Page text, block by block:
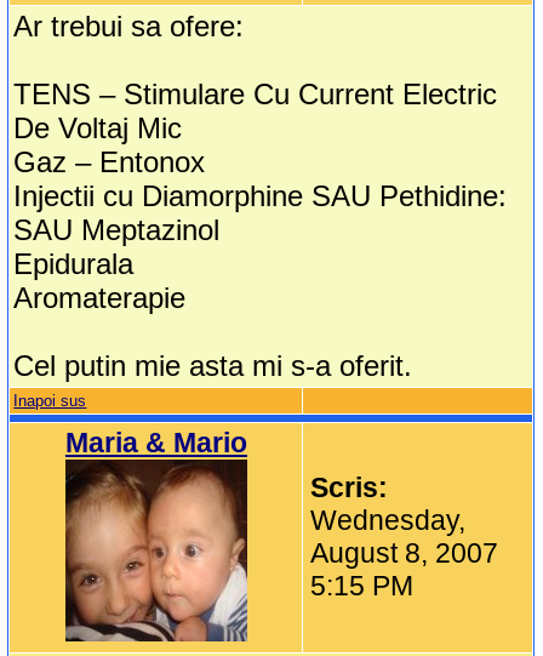
Ar trebui sa ofere:
TENS – Stimulare Cu Current Electric
De Voltaj Mic
Gaz – Entonox
Injectii cu Diamorphine SAU Pethidine:
SAU Meptazinol
Epidurala
Aromaterapie
Cel putin mie asta mi s-a oferit.
Inapoi sus
Maria & Mario
Scris:
Wednesday,
August 8, 2007
5:15 PM